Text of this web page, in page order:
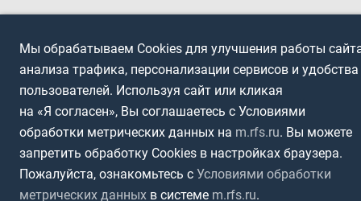
Мы обрабатываем Cookies для улучшения работы
анализа трафика, персонализации сервисов и удобства
пользователей. Используя сайт или кликая
на «Я согласен», Вы соглашаетесь с Условиями
обработки метрических данных на m.rfs.ru. Вы можете
запретить обработку Cookies в настройках браузера.
Пожалуйста, ознакомьтесь с Условиями обработки
метрических данных в системе m.rfs.ru.